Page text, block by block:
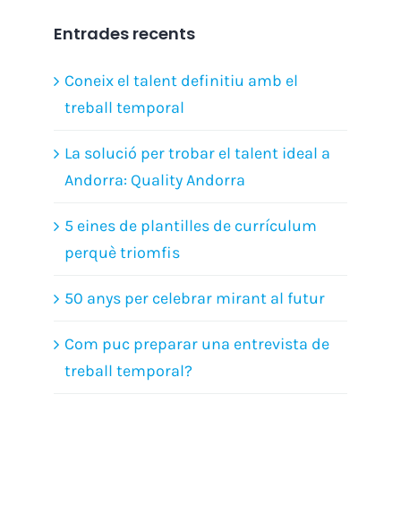
Entrades recents
Coneix el talent definitiu amb el
treball temporal
La solució per trobar el talent ideal a
Andorra: Quality Andorra
5 eines de plantilles de currículum
perquè triomfis
50 anys per celebrar mirant al futur
Com puc preparar una entrevista de
treball temporal?